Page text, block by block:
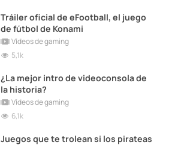
Tráiler oficial de eFootball, el juego
de fútbol de Konami
Vídeos de gaming
5,1k
¿La mejor intro de videoconsola de
la historia?
Vídeos de gaming
6,1k
Juegos que te trolean si los pirateas